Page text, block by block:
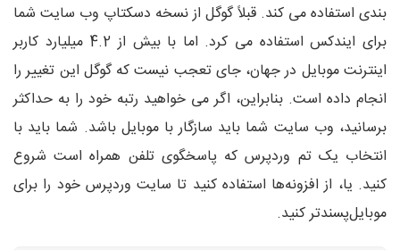
بندی استفاده می کند. قبلاً گوگل از نسخه دسکتاپ وب سایت شما
برای ایندکس استفاده می کرد. اما با بیش از 4.2 میلیارد کاربر
اینترنت موبایل در جهان، جای تعجب نیست که گوگل این تغییر را
انجام داده است. بنابراین، اگر می خواهید رتبه خود را به حداکثر
برسانید، وب سایت شما باید سازگار با موبایل باشد. شما باید با
انتخاب یک تم وردپرس که پاسخگوی تلفن همراه است شروع
کنید. یا، از افزونه‌ها استفاده کنید تا سایت وردپرس خود را برای
موبایل‌پسندتر کنید.